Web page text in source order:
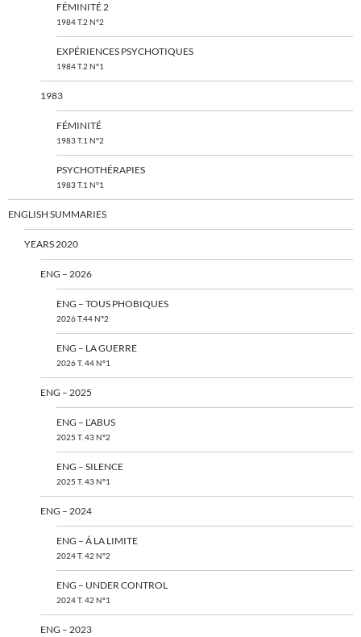
FÉMINITÉ 2
1984 T.2 N°2
EXPÉRIENCES PSYCHOTIQUES
1984 T.2 N°1
1983
FÉMINITÉ
1983 T.1 N°2
PSYCHOTHÉRAPIES
1983 T.1 N°1
ENGLISH SUMMARIES
YEARS 2020
ENG – 2026
ENG – TOUS PHOBIQUES
2026 T.44 N°2
ENG – LA GUERRE
2026 T. 44 N°1
ENG – 2025
ENG – L’ABUS
2025 T. 43 N°2
ENG – SILENCE
2025 T. 43 N°1
ENG – 2024
ENG – Á LA LIMITE
2024 T. 42 N°2
ENG – UNDER CONTROL
2024 T. 42 N°1
ENG – 2023